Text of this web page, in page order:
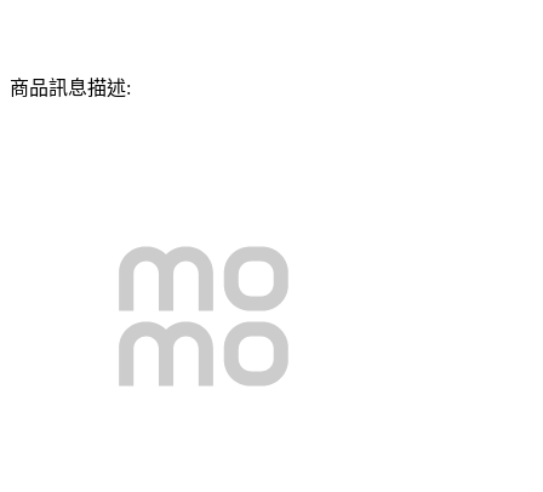
商品訊息描述: